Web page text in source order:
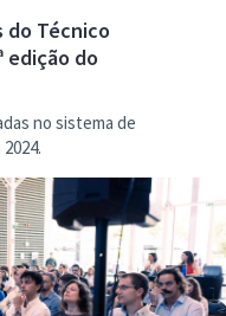
do Técnico
edição do
no sistema de